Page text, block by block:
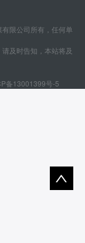
限公司所有，任何单
及时告知，本站将及
备13001399号-5